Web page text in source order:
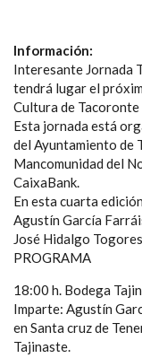
Información:
Interesante Jornada
tendrá lugar el
Cultura de
Esta jornada está
del Ayuntamiento de
Mancomunidad del
CaixaBank.
En esta cuarta
Agustín García
José Hidalgo
PROGRAMA
18:00 h. Bodega
Imparte: Agustín
en Santa cruz de
Tajinaste.